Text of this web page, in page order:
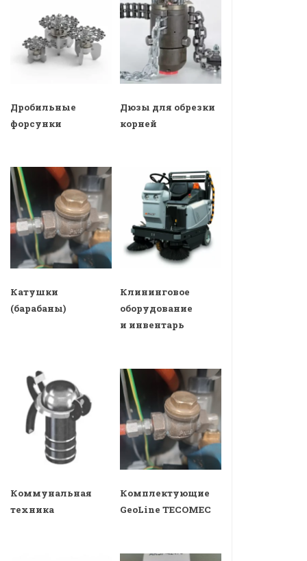
Дробильные
форсунки
Дюзы для обрезки
корней
Катушки
(барабаны)
Клининговое
оборудование
и инвентарь
Коммунальная
техника
Комплектующие
GeoLine TECOMEC